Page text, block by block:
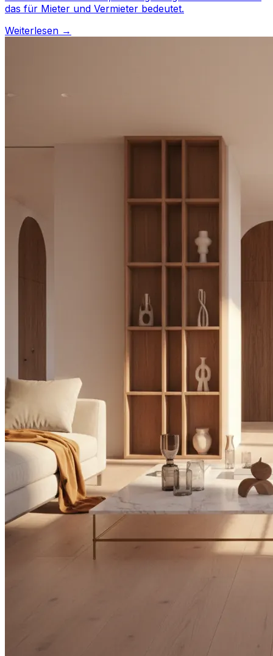
das für Mieter und Vermieter bedeutet.
Weiterlesen →